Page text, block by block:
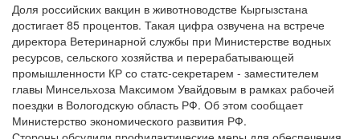
Доля российских вакцин в животноводстве Кыргызстана
достигает 85 процентов. Такая цифра озвучена на встрече
директора Ветеринарной службы при Министерстве водных
ресурсов, сельского хозяйства и перерабатывающей
промышленности КР со статс-секретарем - заместителем
главы Минсельхоза Максимом Увайдовым в рамках рабочей
поездки в Вологодскую область РФ. Об этом сообщает
Министерство экономического развития РФ.